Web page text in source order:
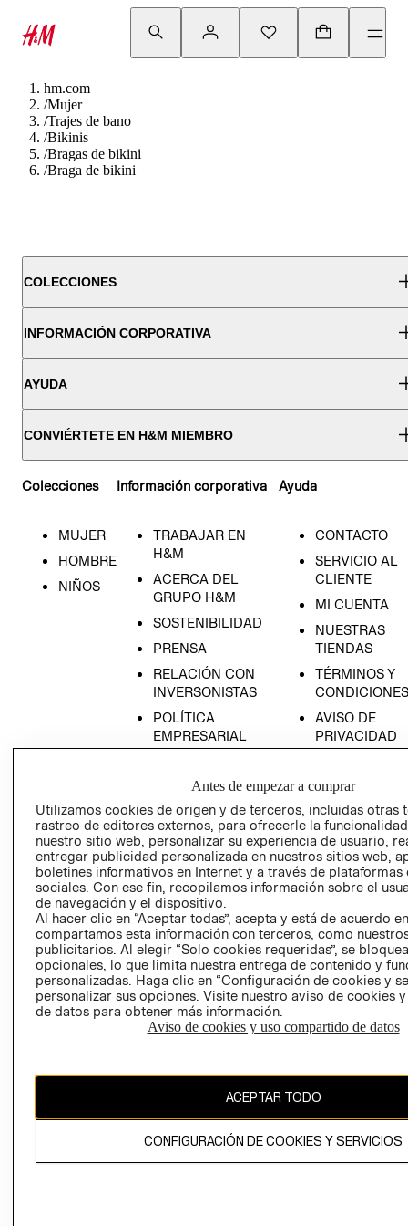
hm.com
/Mujer
/Trajes de bano
/Bikinis
/Bragas de bikini
/Braga de bikini
COLECCIONES
INFORMACIÓN CORPORATIVA
AYUDA
CONVIÉRTETE EN H&M MIEMBRO
Colecciones
MUJER
HOMBRE
NIÑOS
Información corporativa
TRABAJAR EN
H&M
ACERCA DEL
GRUPO H&M
SOSTENIBILIDAD
PRENSA
RELACIÓN CON
INVERSONISTAS
POLÍTICA
EMPRESARIAL
Ayuda
CONTACTO
SERVICIO AL
CLIENTE
MI CUENTA
NUESTRAS
TIENDAS
TÉRMINOS Y
CONDICIONES
AVISO DE
PRIVACIDAD
AVISO DE
COOKIES
LIBRO DE
Ecuador ($)
CAMBIAR REGIÓN
El contenido de esta página web está protegido por copyright y es
propiedad de H&M Hennes & Mauritz AB.
Antes de empezar a comprar
Utilizamos cookies de origen y de terceros, incluidas otras
rastreo de editores externos, para ofrecerle la
nuestro sitio web, personalizar su experiencia de usuario,
entregar publicidad personalizada en nuestros sitios web,
boletines informativos en Internet y a través de plataformas
sociales. Con ese fin, recopilamos información sobre el
de navegación y el dispositivo.
Al hacer clic en “Aceptar todas”, acepta y está de acuerdo
compartamos esta información con terceros, como
publicitarios. Al elegir “Solo cookies requeridas”, se
opcionales, lo que limita nuestra entrega de contenido y
personalizadas. Haga clic en “Configuración de cookies y
personalizar sus opciones. Visite nuestro aviso de cookies
de datos para obtener más información.
Aviso de cookies y uso compartido de datos
ACEPTAR TODO
CONFIGURACIÓN DE COOKIES Y SERVICIOS